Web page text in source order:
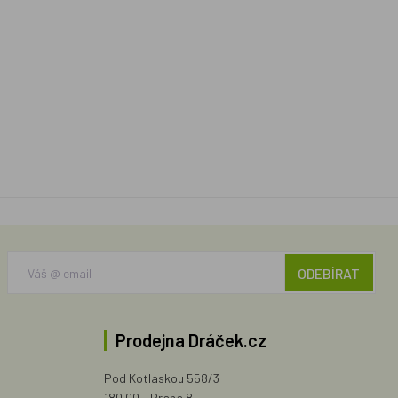
ODEBÍRAT
Prodejna Dráček.cz
Pod Kotlaskou 558/3